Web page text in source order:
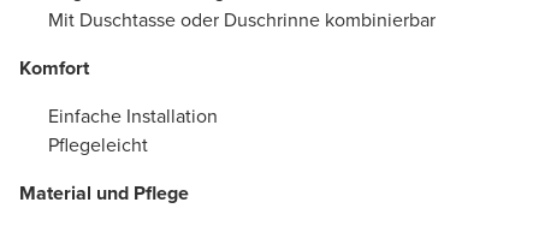
Mit Duschtasse oder Duschrinne kombinierbar
Komfort
Einfache Installation
Pflegeleicht
Material und Pflege